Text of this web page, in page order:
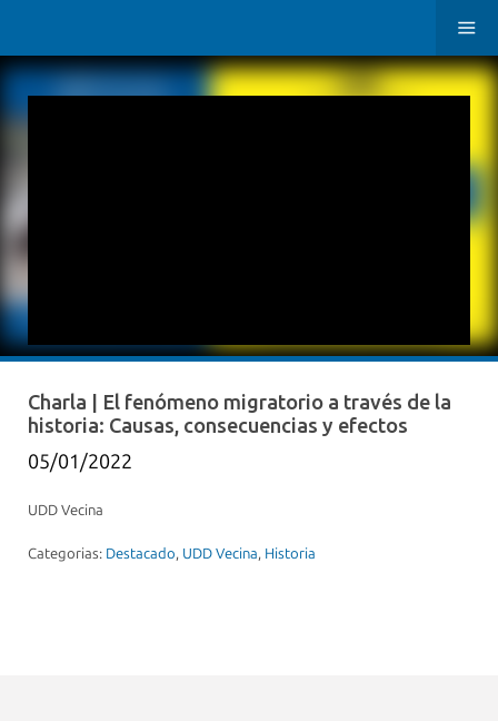
Charla | El fenómeno migratorio a través de la
historia: Causas, consecuencias y efectos
05/01/2022
UDD Vecina
Categorias: Destacado, UDD Vecina, Historia